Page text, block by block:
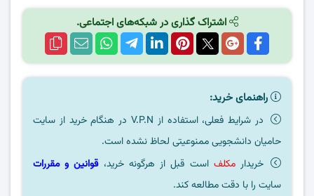
اشتراک گذاری در شبکه‌های اجتماعی.
راهنمای خرید:
در شرایط فعلی، استفاده از V.P.N در هنگام خرید از سایت
حامیان دانشجویی ممنوعیتی لحاظ نشده است.
خریدارمکلف است قبل از هرگونه خرید،قوانین و مقررات
سایت را با دقت مطالعه کند.